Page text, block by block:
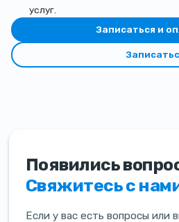
услуг.
Записаться и
Появились
Свяжитесь с
Если у вас есть вопросы или